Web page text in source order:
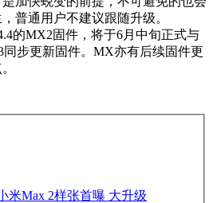
普通用户不建议跟随升级。
的MX2固件，将于6月中旬正式与
步更新固件。MX亦有后续固件更
米Max 2样张首曝 大升级